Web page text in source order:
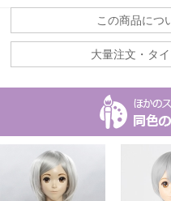
この商品につ
大量注文・タ